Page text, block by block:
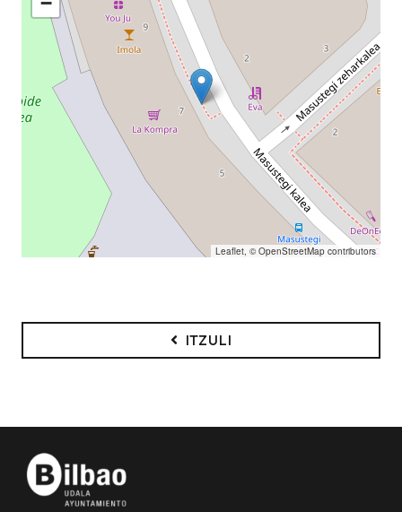
Leaflet, ©OpenStreetMap contributors
ITZULI